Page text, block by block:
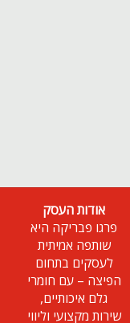
אודות העסק
פרגו פבריקה היא
שותפה אמיתית
לעסקים בתחום
הפיצה – עם חומרי
גלם איכותיים,
שירות מקצועי וליווי